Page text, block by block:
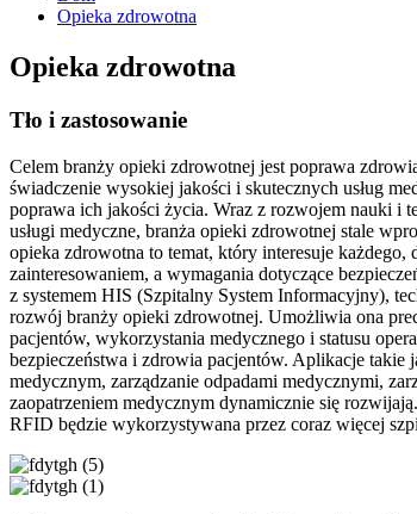
Opieka zdrowotna
Opieka zdrowotna
Tło i zastosowanie
Celem branży opieki zdrowotnej jest poprawa
świadczenie wysokiej jakości i skutecznych usług
poprawa ich jakości życia. Wraz z rozwojem nauki i
usługi medyczne, branża opieki zdrowotnej stale
opieka zdrowotna to temat, który interesuje każdego,
zainteresowaniem, a wymagania dotyczące
z systemem HIS (Szpitalny System Informacyjny),
rozwój branży opieki zdrowotnej. Umożliwia ona
pacjentów, wykorzystania medycznego i statusu
bezpieczeństwa i zdrowia pacjentów. Aplikacje takie
medycznym, zarządzanie odpadami medycznymi,
zaopatrzeniem medycznym dynamicznie się
RFID będzie wykorzystywana przez coraz więcej